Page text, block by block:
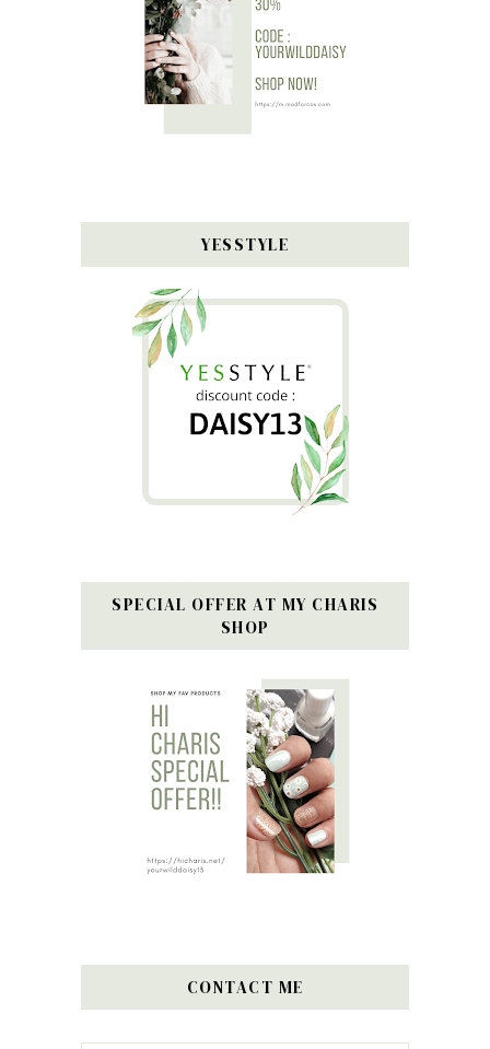
YESSTYLE
SPECIAL OFFER AT MY CHARIS
SHOP
CONTACT ME